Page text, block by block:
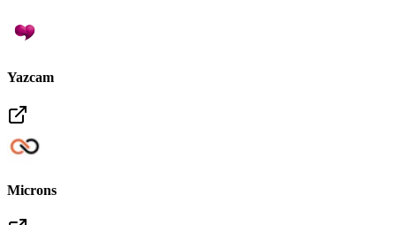
Yazcam
Microns